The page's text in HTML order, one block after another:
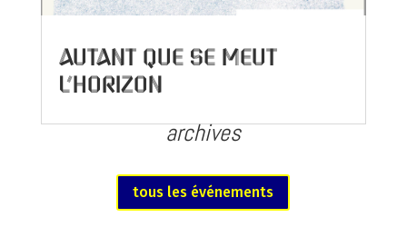
Autant que se meut
l’horizon
archives
tous les événements